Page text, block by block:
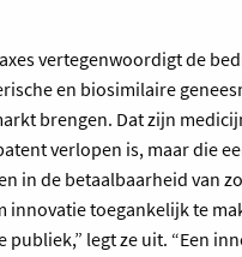
vertegenwoordigt de
en biosimilaire
brengen. Dat zijn
verlopen is, maar die
in de betaalbaarheid van
innovatie toegankelijk te
publiek,” legt ze uit. “Een